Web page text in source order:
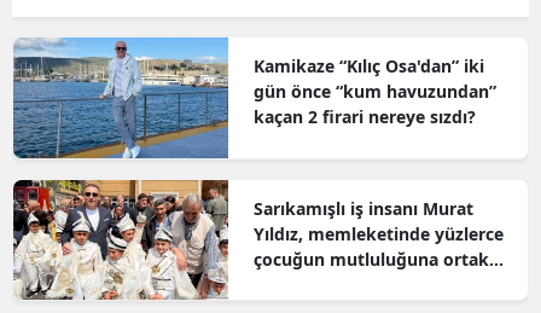
Kamikaze “Kılıç Osa'dan” iki
gün önce “kum havuzundan”
kaçan 2 firari nereye sızdı?
Sarıkamışlı iş insanı Murat
Yıldız, memleketinde yüzlerce
çocuğun mutluluğuna ortak